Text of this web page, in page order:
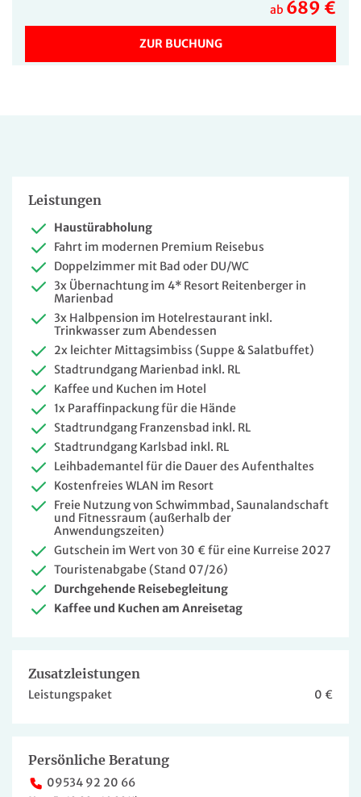
ab 689 €
ZUR BUCHUNG
Leistungen
Haustürabholung
Fahrt im modernen Premium Reisebus
Doppelzimmer mit Bad oder DU/WC
3x Übernachtung im 4* Resort Reitenberger in
Marienbad
3x Halbpension im Hotelrestaurant inkl.
Trinkwasser zum Abendessen
2x leichter Mittagsimbiss (Suppe & Salatbuffet)
Stadtrundgang Marienbad inkl. RL
Kaffee und Kuchen im Hotel
1x Paraffinpackung für die Hände
Stadtrundgang Franzensbad inkl. RL
Stadtrundgang Karlsbad inkl. RL
Leihbademantel für die Dauer des Aufenthaltes
Kostenfreies WLAN im Resort
Freie Nutzung von Schwimmbad, Saunalandschaft
und Fitnessraum (außerhalb der
Anwendungszeiten)
Gutschein im Wert von 30 € für eine Kurreise 2027
Touristenabgabe (Stand 07/26)
Durchgehende Reisebegleitung
Kaffee und Kuchen am Anreisetag
Zusatzleistungen
Leistungspaket 0 €
Persönliche Beratung
09534 92 20 66